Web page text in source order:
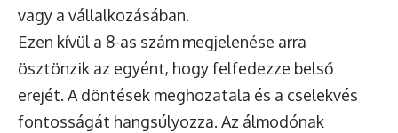
vagy a vállalkozásában.
Ezen kívül a 8-as szám megjelenése arra
ösztönzik az egyént, hogy felfedezze belső
erejét. A döntések meghozatala és a cselekvés
fontosságát hangsúlyozza. Az álmodónak